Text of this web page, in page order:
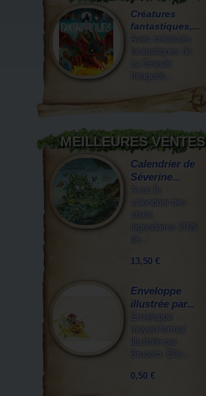
Créatures
fantastiques,...
Avec créatures
fantastiques de
La Grande
Imagerie...
MEILLEURES VENTES
Calendrier de
Séverine...
Avec le
calendrier des
chats
légendaires 2026
de...
13,50 €
Enveloppe
illustrée par...
Enveloppe
moyen format
illustrée par
Brucero. Elle...
0,50 €